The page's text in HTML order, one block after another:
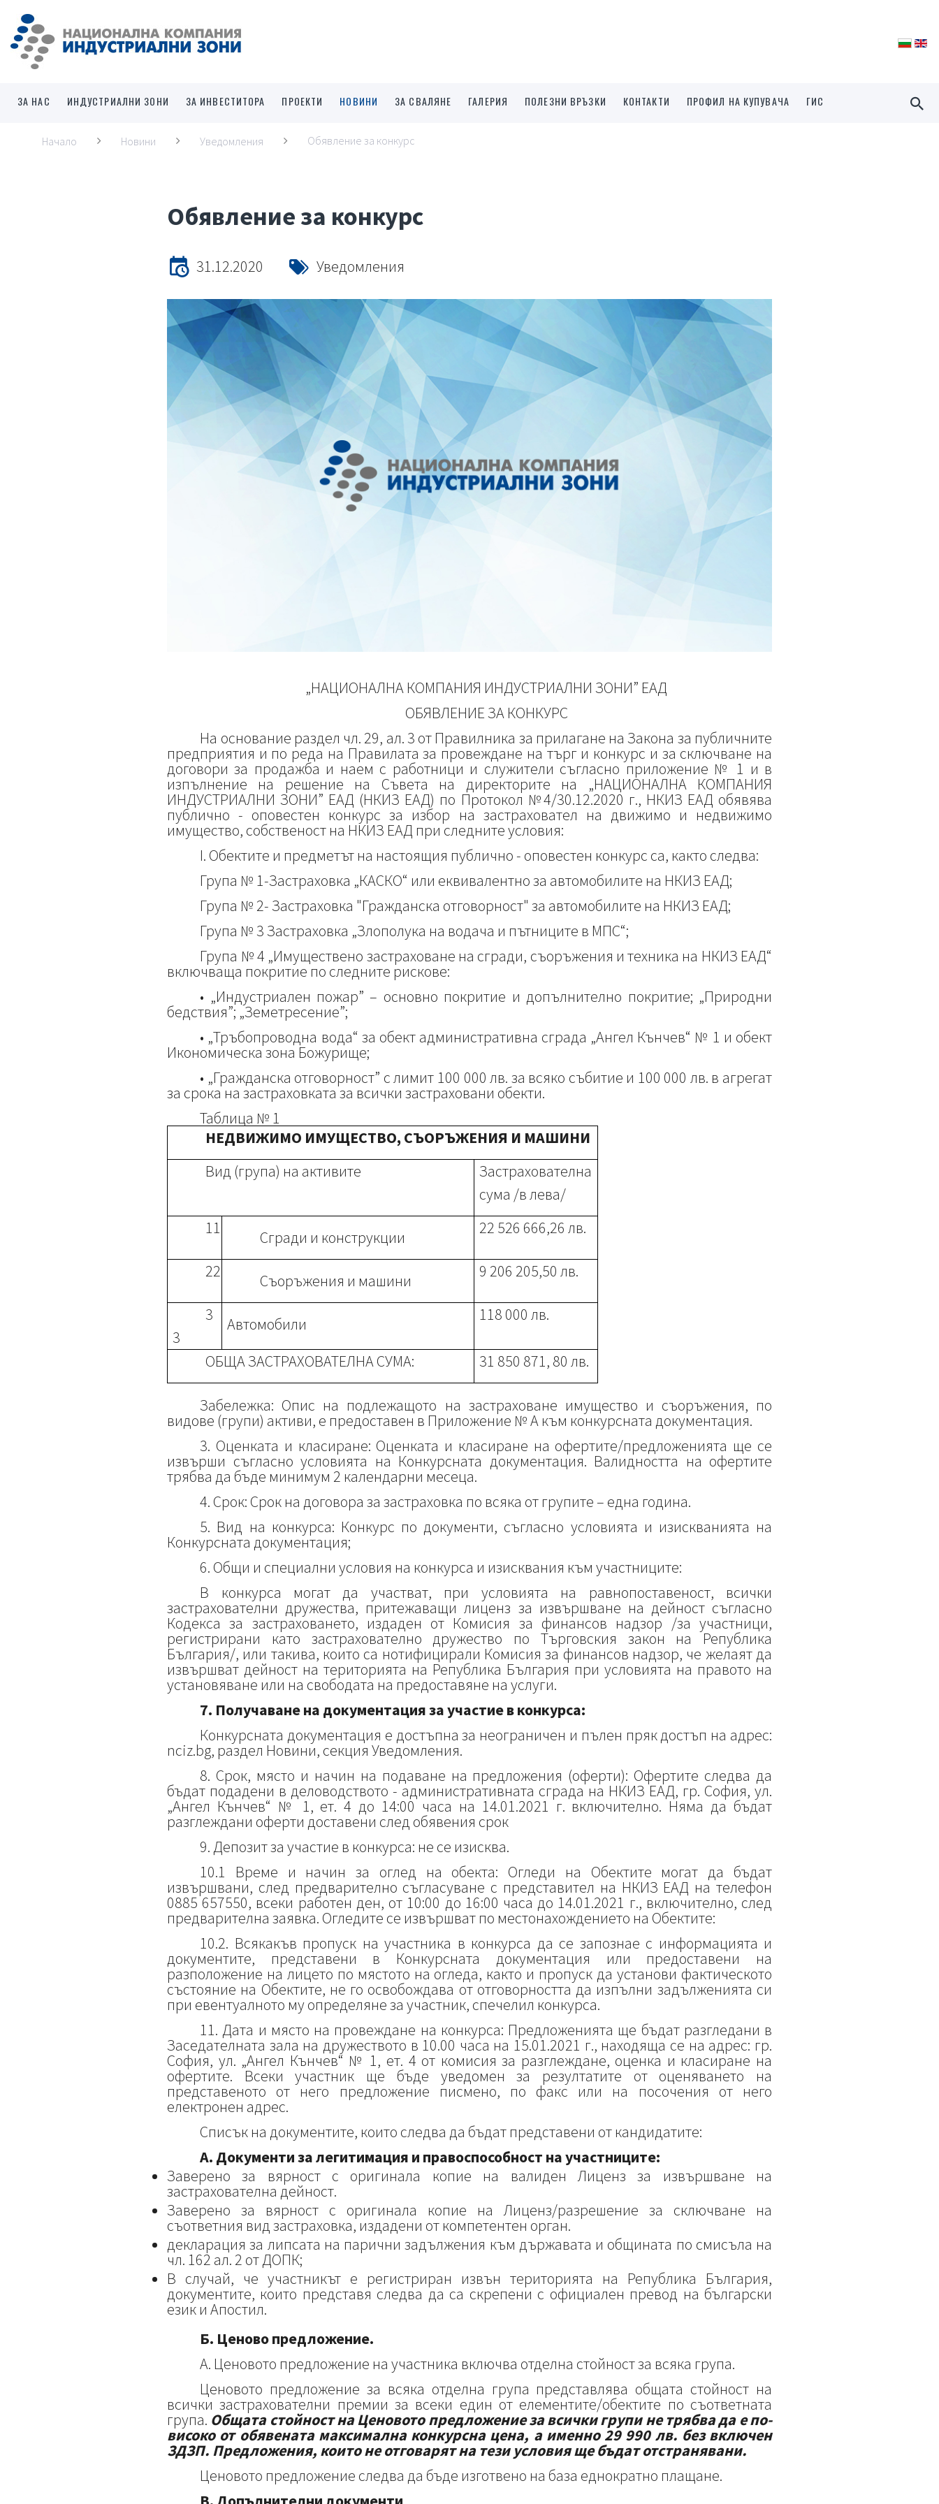
ЗА НАС ИНДУСТРИАЛНИ ЗОНИ ЗА ИНВЕСТИТОРА ПРОЕКТИ НОВИНИ ЗА СВАЛЯНЕ ГАЛЕРИЯ ПОЛЕЗНИ ВРЪЗКИ КОНТАКТИ ПРОФИЛ НА КУПУВАЧА ГИС
Начало Новини Уведомления Обявление за конкурс
Обявление за конкурс
31.12.2020 Уведомления
„НАЦИОНАЛНА КОМПАНИЯ ИНДУСТРИАЛНИ ЗОНИ” ЕАД
ОБЯВЛЕНИЕ ЗА КОНКУРС
На основание раздел чл. 29, ал. 3 от Правилника за прилагане на Закона за публичните
предприятия и по реда на Правилата за провеждане на търг и конкурс и за сключване на
договори за продажба и наем с работници и служители съгласно приложение № 1 и в
изпълнение на решение на Съвета на директорите на „НАЦИОНАЛНА КОМПАНИЯ
ИНДУСТРИАЛНИ ЗОНИ” ЕАД (НКИЗ ЕАД) по Протокол №4/30.12.2020 г., НКИЗ ЕАД обявява
публично - оповестен конкурс за избор на застраховател на движимо и недвижимо
имущество, собственост на НКИЗ ЕАД при следните условия:
I. Обектите и предметът на настоящия публично - оповестен конкурс са, както следва:
Група № 1-Застраховка „КАСКО“ или еквивалентно за автомобилите на НКИЗ ЕАД;
Група № 2- Застраховка "Гражданска отговорност" за автомобилите на НКИЗ ЕАД;
Група № 3 Застраховка „Злополука на водача и пътниците в МПС“;
Група № 4 „Имуществено застраховане на сгради, съоръжения и техника на НКИЗ ЕАД“
включваща покритие по следните рискове:
• „Индустриален пожар” – основно покритие и допълнително покритие; „Природни
бедствия”; „Земетресение”;
• „Тръбопроводна вода“ за обект административна сграда „Ангел Кънчев“ № 1 и обект
Икономическа зона Божурище;
• „Гражданска отговорност” с лимит 100 000 лв. за всяко събитие и 100 000 лв. в агрегат
за срока на застраховката за всички застраховани обекти.
Таблица № 1
НЕДВИЖИМО ИМУЩЕСТВО, СЪОРЪЖЕНИЯ И МАШИНИ
Вид (група) на активите
Застрахователна
сума /в лева/
11
Сгради и конструкции 22 526 666,26 лв.
22 Съоръжения и машини 9 206 205,50 лв.
3
3
Автомобили 118 000 лв.
ОБЩА ЗАСТРАХОВАТЕЛНА СУМА: 31 850 871, 80 лв.
Забележка: Опис на подлежащото на застраховане имущество и съоръжения, по
видове (групи) активи, е предоставен в Приложение № А към конкурсната документация.
3. Оценката и класиране: Оценката и класиране на офертите/предложенията ще се
извърши съгласно условията на Конкурсната документация. Валидността на офертите
трябва да бъде минимум 2 календарни месеца.
4. Срок: Срок на договора за застраховка по всяка от групите – една година.
5. Вид на конкурса: Конкурс по документи, съгласно условията и изискванията на
Конкурсната документация;
6. Общи и специални условия на конкурса и изисквания към участниците:
В конкурса могат да участват, при условията на равнопоставеност, всички
застрахователни дружества, притежаващи лиценз за извършване на дейност съгласно
Кодекса за застраховането, издаден от Комисия за финансов надзор /за участници,
регистрирани като застрахователно дружество по Търговския закон на Република
България/, или такива, които са нотифицирали Комисия за финансов надзор, че желаят да
извършват дейност на територията на Република България при условията на правото на
установяване или на свободата на предоставяне на услуги.
7. Получаване на документация за участие в конкурса:
Конкурсната документация е достъпна за неограничен и пълен пряк достъп на адрес:
nciz.bg, раздел Новини, секция Уведомления.
8. Срок, място и начин на подаване на предложения (оферти): Офертите следва да
бъдат подадени в деловодството - административната сграда на НКИЗ ЕАД, гр. София, ул.
„Ангел Кънчев“ № 1, ет. 4 до 14:00 часа на 14.01.2021 г. включително. Няма да бъдат
разглеждани оферти доставени след обявения срок
9. Депозит за участие в конкурса: не се изисква.
10.1 Време и начин за оглед на обекта: Огледи на Обектите могат да бъдат
извършвани, след предварително съгласуване с представител на НКИЗ ЕАД на телефон
0885 657550, всеки работен ден, от 10:00 до 16:00 часа до 14.01.2021 г., включително, след
предварителна заявка. Огледите се извършват по местонахождението на Обектите:
10.2. Всякакъв пропуск на участника в конкурса да се запознае с информацията и
документите, представени в Конкурсната документация или предоставени на
разположение на лицето по мястото на огледа, както и пропуск да установи фактическото
състояние на Обектите, не го освобождава от отговорността да изпълни задълженията си
при евентуалното му определяне за участник, спечелил конкурса.
11. Дата и място на провеждане на конкурса: Предложенията ще бъдат разгледани в
Заседателната зала на дружеството в 10.00 часа на 15.01.2021 г., находяща се на адрес: гр.
София, ул. „Ангел Кънчев“ № 1, ет. 4 от комисия за разглеждане, оценка и класиране на
офертите. Всеки участник ще бъде уведомен за резултатите от оценяването на
представеното от него предложение писмено, по факс или на посочения от него
електронен адрес.
Списък на документите, които следва да бъдат представени от кандидатите:
А. Документи за легитимация и правоспособност на участниците:
Заверено за вярност с оригинала копие на валиден Лиценз за извършване на
застрахователна дейност.
Заверено за вярност с оригинала копие на Лиценз/разрешение за сключване на
съответния вид застраховка, издадени от компетентен орган.
декларация за липсата на парични задължения към държавата и общината по смисъла на
чл. 162 ал. 2 от ДОПК;
В случай, че участникът е регистриран извън територията на Република България,
документите, които представя следва да са скрепени с официален превод на български
език и Апостил.
Б. Ценово предложение.
А. Ценовото предложение на участника включва отделна стойност за всяка група.
Ценовото предложение за всяка отделна група представлява общата стойност на
всички застрахователни премии за всеки един от елементите/обектите по съответната
група. Общата стойност наЦеновото предложение за всички групи не трябва да е по-
високо от обявената максимална конкурсна цена, а именно 29 990 лв. без включен
ЗДЗП. Предложения, които не отговарят на тези условия ще бъдат отстранявани.
Ценовото предложение следва да бъде изготвено на база еднократно плащане.